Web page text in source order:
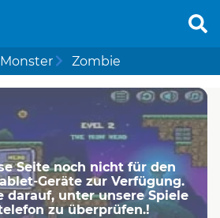
Monster Zombie
Seite noch nicht für den
Geräte zur Verfügung.
darauf, unter unsere Spiele
zu überprüfen.!